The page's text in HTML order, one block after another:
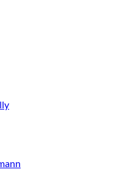
estamos aquí para hacer
lo que tenemos para ofrecerte en
y tubos en Sodimac
para tus proyectos y
todo lo que tenemos para
de Ampolletas y tubos en Sodimac.
de renovación y decoración.